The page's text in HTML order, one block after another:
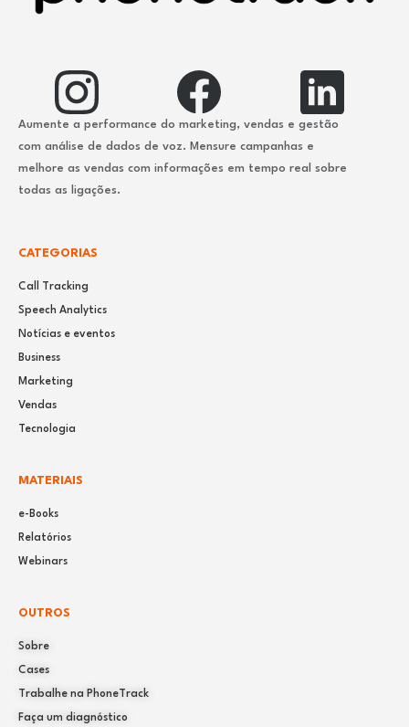
Aumente a performance do marketing, vendas e gestão
com análise de dados de voz. Mensure campanhas e
melhore as vendas com informações em tempo real sobre
todas as ligações.
CATEGORIAS
Call Tracking
Speech Analytics
Notícias e eventos
Business
Marketing
Vendas
Tecnologia
MATERIAIS
e-Books
Relatórios
Webinars
OUTROS
Sobre
Cases
Trabalhe na PhoneTrack
Faça um diagnóstico